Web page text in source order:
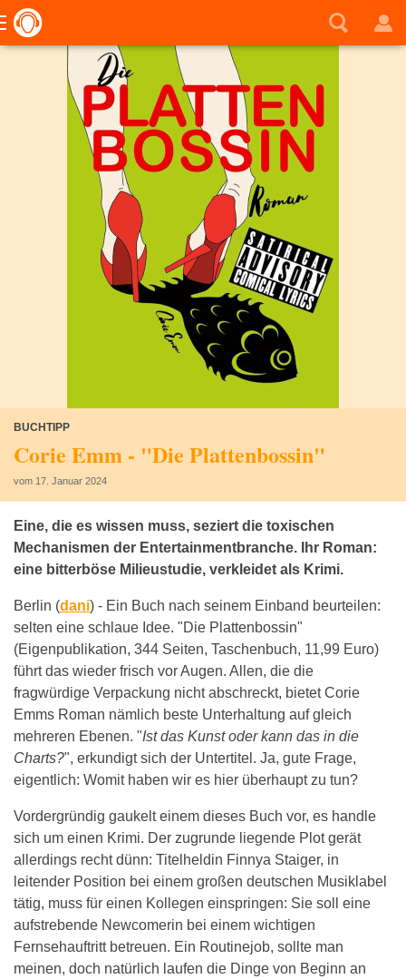
BUCHTIPP
Corie Emm - "Die Plattenbossin"
vom 17. Januar 2024
Eine, die es wissen muss, seziert die toxischen
Mechanismen der Entertainmentbranche. Ihr Roman:
eine bitterböse Milieustudie, verkleidet als Krimi.
Berlin (dani) - Ein Buch nach seinem Einband beurteilen:
selten eine schlaue Idee. "Die Plattenbossin"
(Eigenpublikation, 344 Seiten, Taschenbuch, 11,99 Euro)
führt das wieder frisch vor Augen. Allen, die die
fragwürdige Verpackung nicht abschreckt, bietet Corie
Emms Roman nämlich beste Unterhaltung auf gleich
mehreren Ebenen. "Ist das Kunst oder kann das in die
Charts?", erkundigt sich der Untertitel. Ja, gute Frage,
eigentlich: Womit haben wir es hier überhaupt zu tun?
Vordergründig gaukelt einem dieses Buch vor, es handle
sich um einen Krimi. Der zugrunde liegende Plot gerät
allerdings recht dünn: Titelheldin Finnya Staiger, in
leitender Position bei einem großen deutschen Musiklabel
tätig, muss für einen Kollegen einspringen: Sie soll eine
aufstrebende Newcomerin bei einem wichtigen
Fernsehauftritt betreuen. Ein Routinejob, sollte man
meinen, doch natürlich laufen die Dinge von Beginn an